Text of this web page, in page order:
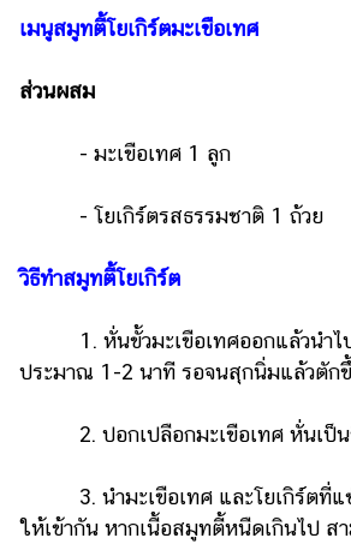
แจ้ง
ปัญหา
ร่วม
เมนูสมูทตี้โยเกิร์ตมะเขือเทศ
ส่วนผสม
- มะเขือเทศ 1 ลูก
- โยเกิร์ตรสธรรมชาติ 1 ถ้วย
วิธีทำสมูทตี้โยเกิร์ต
1. หั่นขั้วมะเขือเทศออกแล้วนำไ
ประมาณ 1-2 นาที รอจนสุกนิ่มแล้วตัก
2. ปอกเปลือกมะเขือเทศ หั่นเป็น
3. นำมะเขือเทศ และโยเกิร์ตที่แ
ให้เข้ากัน หากเนื้อสมูทตี้หนืดเกินไป ส